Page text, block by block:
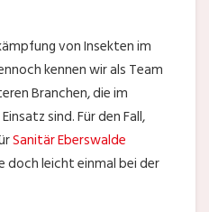
von Insekten im
kennen wir als Team
Branchen, die im
sind. Für den Fall,
Sanitär Eberswalde
doch leicht einmal bei der